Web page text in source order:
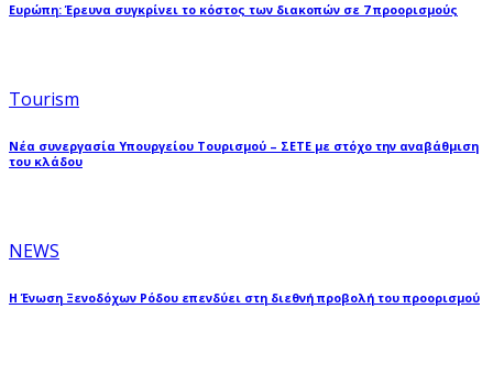
Ευρώπη: Έρευνα συγκρίνει το κόστος των διακοπών σε 7 προορισμούς
Tourism
Νέα συνεργασία Υπουργείου Τουρισμού – ΣΕΤΕ με στόχο την αναβάθμιση
του κλάδου
NEWS
Η Ένωση Ξενοδόχων Ρόδου επενδύει στη διεθνή προβολή του προορισμού